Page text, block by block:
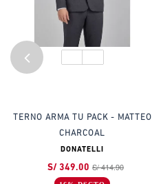
TERNO ARMA TU PACK - MATTEO
CHARCOAL
DONATELLI
S/ 349.00 S/ 414.90